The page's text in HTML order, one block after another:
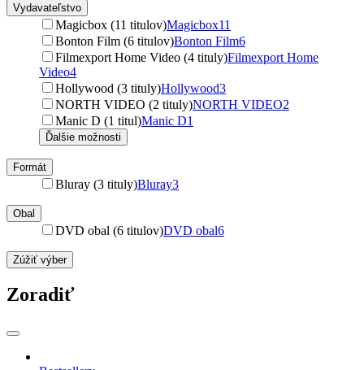
Vydavateľstvo
Magicbox (11 titulov)Magicbox11
Bonton Film (6 titulov)Bonton Film6
Filmexport Home Video (4 tituly)Filmexport Home
Video4
Hollywood (3 tituly)Hollywood3
NORTH VIDEO (2 tituly)NORTH VIDEO2
Manic D (1 titul)Manic D1
Ďalšie možnosti
Formát
Bluray (3 tituly)Bluray3
Obal
DVD obal (6 titulov)DVD obal6
Zúžiť výber
Zoradiť